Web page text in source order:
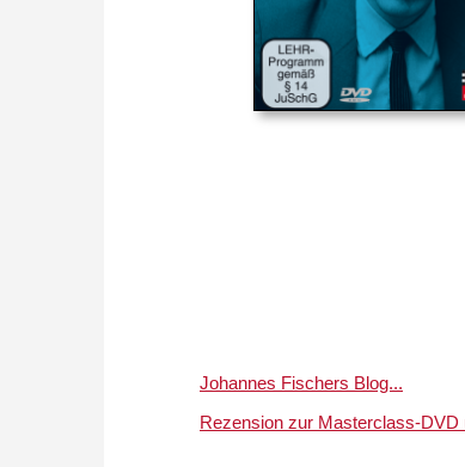
Johannes Fischers Blog...
Rezension zur Masterclass-DVD